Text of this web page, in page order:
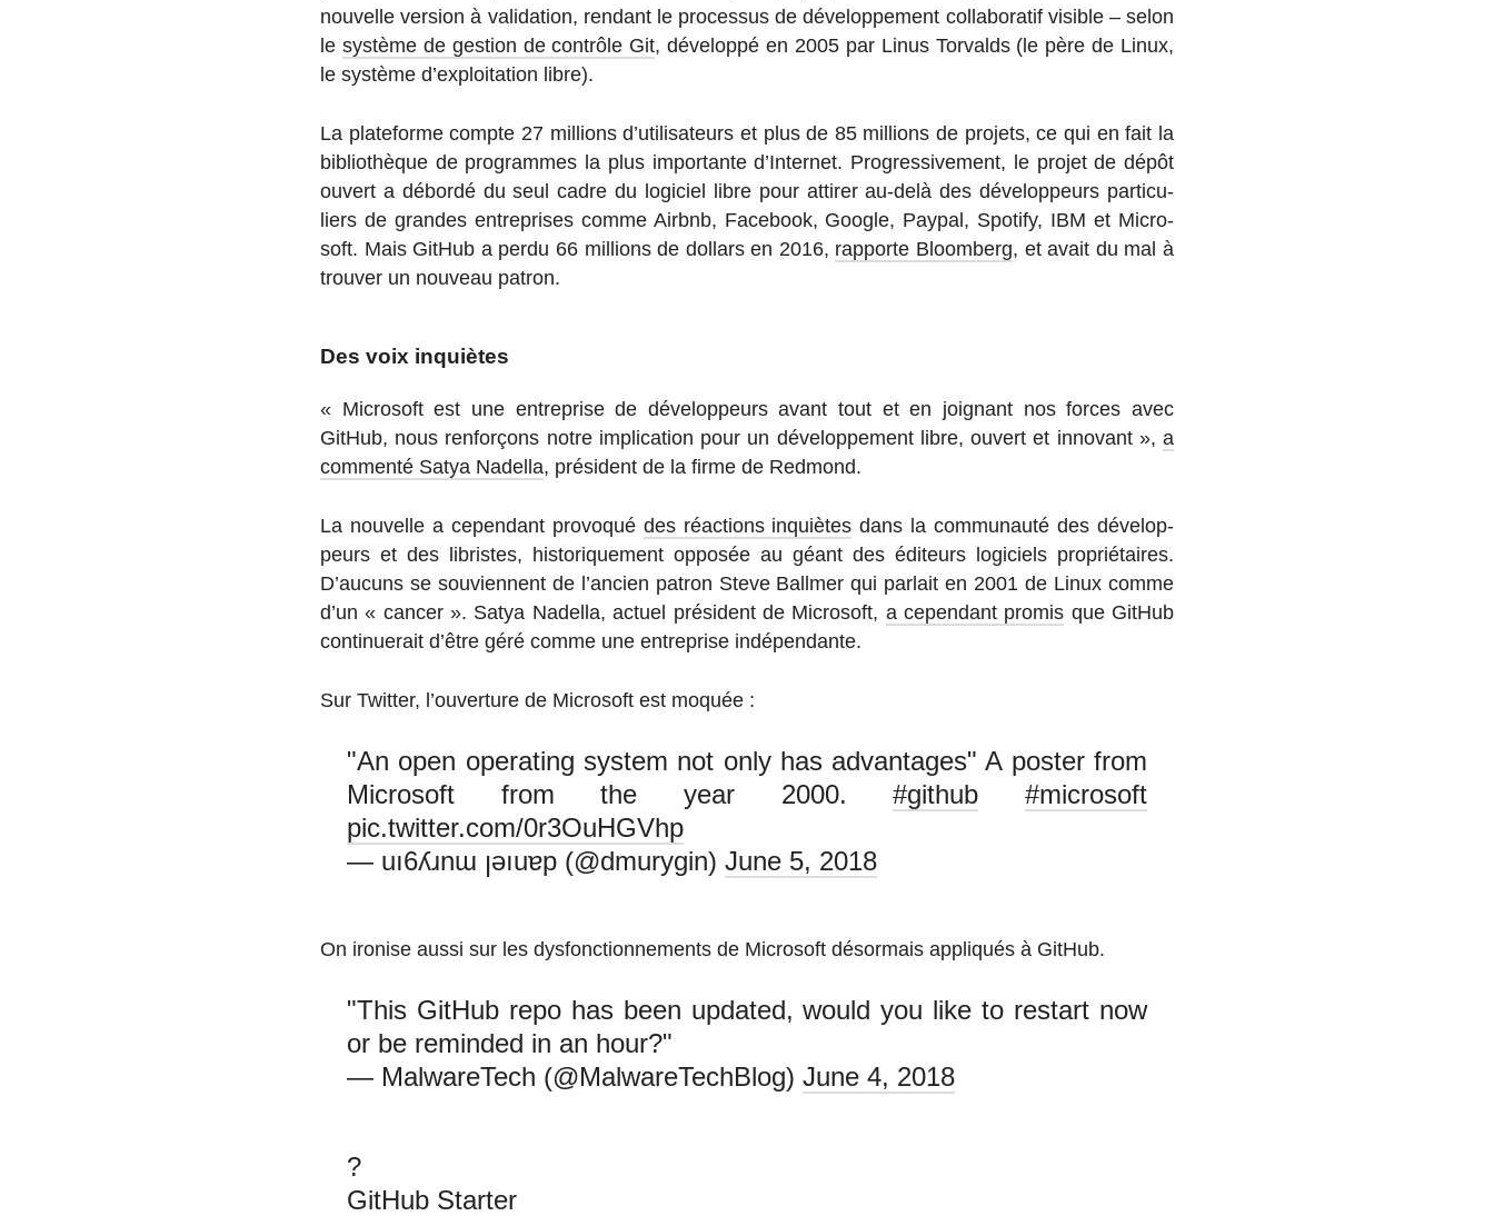
nou­velle version à va­li­da­tion, rendant le pro­ces­sus de dé­ve­lop­pe­ment col­la­bo­ra­tif visible – selon
le système de gestion de contrôle Git, dé­ve­loppé en 2005 par Linus Tor­valds (le père de Linux,
le système d’ex­ploi­ta­tion libre).
La pla­te­forme compte 27 mil­lions d’uti­li­sa­teurs et plus de 85 mil­lions de projets, ce qui en fait la
bi­blio­thèque de pro­grammes la plus im­por­tante d’In­ter­net. Pro­gres­si­ve­ment, le projet de dépôt
ouvert a débordé du seul cadre du lo­gi­ciel libre pour attirer au-delà des dé­ve­lop­peurs par­ti­cu­
liers de grandes en­tre­prises comme Airbnb, Fa­ce­book, Google, Paypal, Spotify, IBM et Mi­cro­
soft. Mais GitHub a perdu 66 mil­lions de dollars en 2016, rap­porte Bloomberg, et avait du mal à
trouver un nouveau patron.
Des voix inquiètes
« Mi­cro­soft est une en­tre­prise de dé­ve­lop­peurs avant tout et en joi­gnant nos forces avec
GitHub, nous ren­for­çons notre im­pli­ca­tion pour un dé­ve­lop­pe­ment libre, ouvert et in­no­vant », a
com­menté Satya Nadella, pré­sident de la firme de Redmond.
La nou­velle a ce­pen­dant pro­vo­qué des ré­ac­tions inquiètes dans la com­mu­nauté des dé­ve­lop­
peurs et des li­bristes, his­to­ri­que­ment opposée au géant des édi­teurs lo­gi­ciels pro­prié­taires.
D’au­cuns se sou­viennent de l’an­cien patron Steve Ballmer qui parlait en 2001 de Linux comme
d’un « cancer ». Satya Nadella, actuel pré­sident de Mi­cro­soft, a ce­pen­dant promis que GitHub
conti­nue­rait d’être géré comme une en­tre­prise indépendante.
Sur Twitter, l’ou­ver­ture de Mi­cro­soft est moquée :
"An open operating system not only has advantages" A poster from
Microsoft from the year 2000.#github
#microsoft
pic.twitter.com/0r3OuHGVhp
— uı6ʎɹnɯ ꞁəıuɐp (@dmurygin) June 5, 2018
On ironise aussi sur les dys­fonc­tion­ne­ments de Mi­cro­soft dé­sor­mais ap­pli­qués à GitHub.
"This GitHub repo has been updated, would you like to restart now
or be reminded in an hour?"
— MalwareTech (@MalwareTechBlog) June 4, 2018
?
GitHub Starter